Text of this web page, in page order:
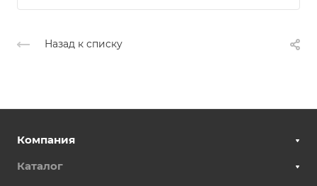
Назад к списку
Компания
Каталог